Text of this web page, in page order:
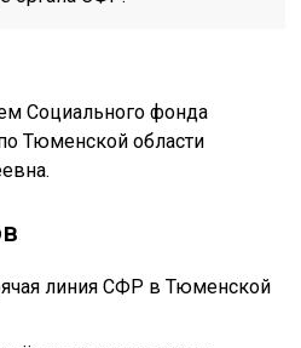
Социального фонда
Тюменской области
линия СФР в Тюменской